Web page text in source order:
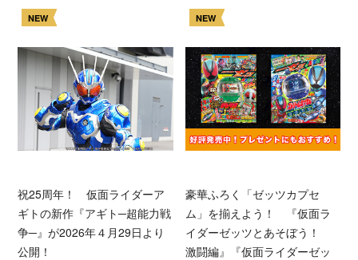
NEW
祝25周年！ 仮面ライダーア
ギトの新作『アギト─超能力戦
争─』が2026年４月29日より
公開！
NEW
豪華ふろく「ゼッツカプセ
ム」を揃えよう！ 『仮面ラ
イダーゼッツとあそぼう！
激闘編』『仮面ライダーゼッ